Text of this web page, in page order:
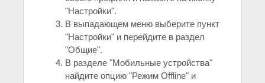
"Настройки".
В выпадающем меню выберите пункт
"Настройки" и перейдите в раздел
"Общие".
В разделе "Мобильные устройства"
найдите опцию "Режим Offline" и